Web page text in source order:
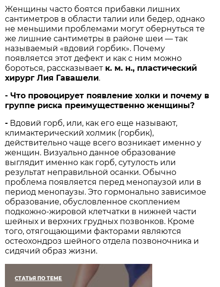
Женщины часто боятся прибавки лишних
сантиметров в области талии или бедер, однако
не меньшими проблемами могут обернуться те
же лишние сантиметры в районе шеи — так
называемый «вдовий горбик». Почему
появляется этот дефект и как с ним можно
бороться, рассказывает к. м. н., пластический
хирург Лия Гавашели.
- Что провоцирует появление холки и почему в
группе риска преимущественно женщины?
- Вдовий горб, или, как его еще называют,
климактерический холмик (горбик),
действительно чаще всего возникает именно у
женщин. Визуально данное образование
выглядит именно как горб, сутулость или
результат неправильной осанки. Обычно
проблема появляется перед менопаузой или в
период менопаузы. Это гормонально зависимое
образование, обусловленное скоплением
подкожно-жировой клетчатки в нижней части
шейных и верхних грудных позвонков. Кроме
того, отягощающими факторами являются
остеохондроз шейного отдела позвоночника и
сидячий образ жизни.
СТАТЬЯ ПО ТЕМЕ